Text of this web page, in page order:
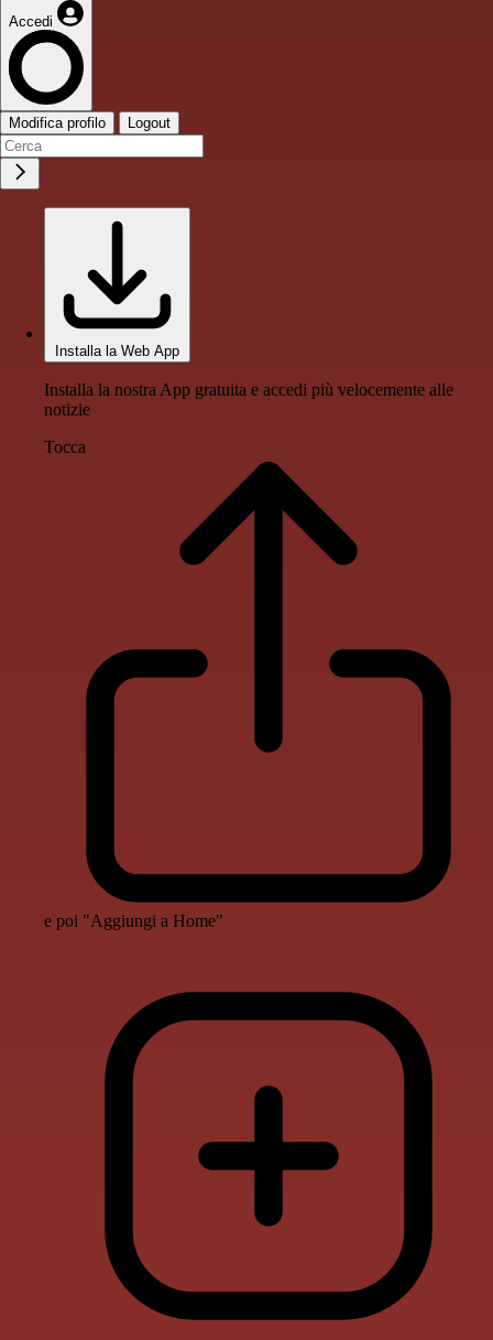
Accedi
Modifica profilo Logout
Installa la Web App
Installa la nostra App gratuita e accedi più velocemente alle
notizie
Tocca
e poi "Aggiungi a Home"